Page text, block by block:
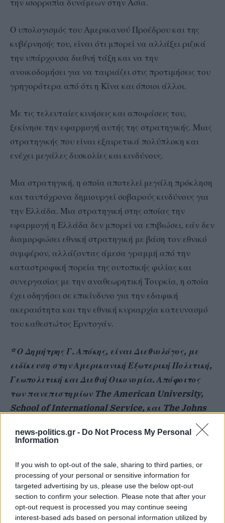
news-politics.gr - Do Not Process My Personal
Information
If you wish to opt-out of the sale, sharing to third parties, or
processing of your personal or sensitive information for
targeted advertising by us, please use the below opt-out
section to confirm your selection. Please note that after your
opt-out request is processed you may continue seeing
interest-based ads based on personal information utilized by
την ισορροπία δυνάμεων στην Ασία.
Ο υπολογισμός του Αμερικανού Προέδρου και της
κυβέρνησής του, είναι ότι μπορεί να αλλάξει ριζικά
την υπάρχουσα διεθνή τάξη και να την
ανοικοδομήσει για να ταιριάζει στις προτιμήσεις του
γρηγορότερα από ότι η Κίνα και όποιοι άλλοι.
Με τις τελευταίες κινήσεις και αποφάσεις του,
ξεκίνησε την εφαρμογή αυτής της στρατηγικής. Μιας
στρατηγικής που είναι εξαιρετικά πολύπλοκη και
ενέχει μεγάλες δυσκολίες και κινδύνους.
Μια στρατηγική, η οποία αποτελεί μεγάλη πρόκληση
και ταυτόχρονα δημιουργεί σοβαρούς κινδύνους για
την Ελλάδα. Μια στρατηγική στης οποίας την
εφαρμογή η Ελλάδα δεν μπορεί να επιβιώσει, εάν δεν
διαμορφώσει εθνική στρατηγική με βάση τον εθνικό
συμφέρον, αλλάζοντας άμεσα γραμμή από την
καταστροφική πορεία της ουτοπικής φιλίας και
συνεργασίας με την αναθεωρητική Τουρκία, η οποία
έχει οδηγήσει σε επικίνδυνο για την εδαφική
ακεραιότητα και την εθνική κυριαρχία κατευνασμό
του καθεστώτος Ερντογάν.
* Ο Δημήτρης Γ. Απόκης, είναι Διεθνολόγος, με
ειδίκευση στην Αμερικανική Εξωτερική Πολιτική,
Γεωπολιτική και Διεθνή Οικονομία. Απόφοιτος
των πανεπιστημίων The American University,
School of International Service, και The Johns
Hopkins University, The Paul H. Nitze, School of
Advanced International Studies της Ουάσιγκτον.
Strategic Studies, του Λονδίνου. Ως
Δημοσιογράφος, υπήρξε επί σειρά ετών
διαπιστευμένος ανταποκριτής στο Λευκό Οίκο,
στο Στέητ Ντιπάρτμεντ και στο Αμερικανικό
Πεντάγωνο.